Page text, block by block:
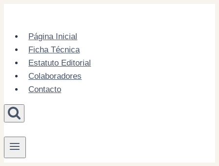
contentPágina Inicial
Ficha Técnica
Estatuto Editorial
Colaboradores
Contacto